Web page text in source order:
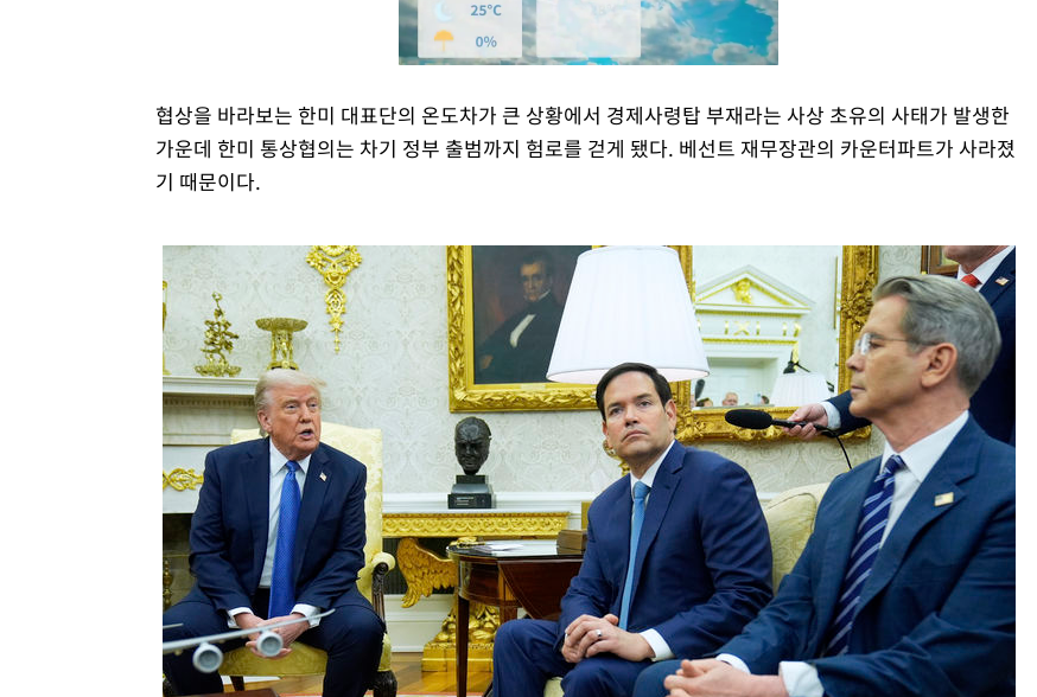
Mute
협상을 바라보는 한미 대표단의 온도차가 큰 상황에서 경제사령탑 부재라는 사상 초유의 사태가 발생한
가운데 한미 통상협의는 차기 정부 출범까지 험로를 걷게 됐다. 베선트 재무장관의 카운터파트가 사라졌
기 때문이다.